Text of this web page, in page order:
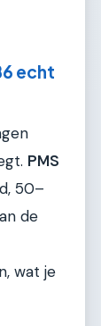
echt
PMS
50–
de
wat je